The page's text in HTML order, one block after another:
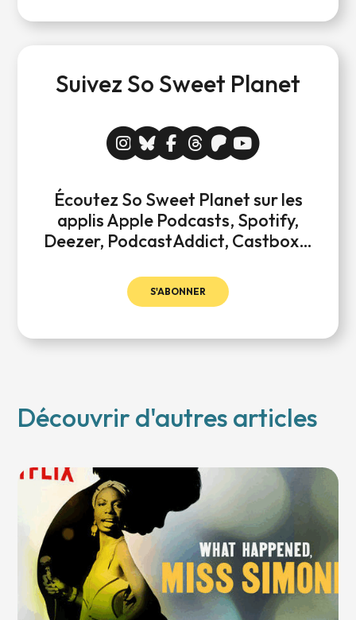
Suivez So Sweet Planet
Écoutez So Sweet Planet sur les
applis Apple Podcasts, Spotify,
Deezer, PodcastAddict, Castbox…
S'ABONNER
Découvrir d'autres articles